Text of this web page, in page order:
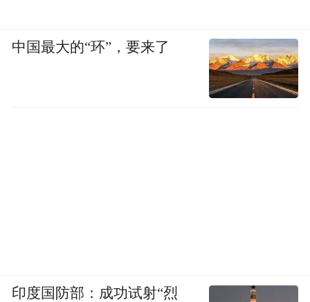
中国最大的“环”，要来了
印度国防部：成功试射“烈